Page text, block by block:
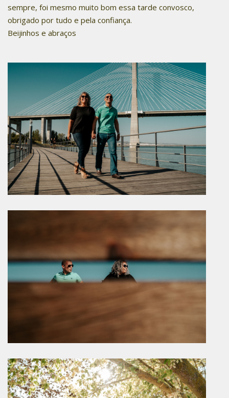
sempre, foi mesmo muito bom essa tarde convosco,
obrigado por tudo e pela confiança.
Beijinhos e abraços